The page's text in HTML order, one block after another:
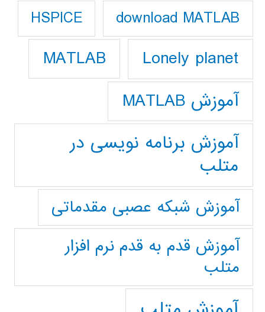
download MATLAB
HSPICE
Lonely planet
MATLAB
آموزش MATLAB
آموزش برنامه نویسی در
متلب
آموزش شبکه عصبی مقدماتی
آموزش قدم به قدم نرم افزار
متلب